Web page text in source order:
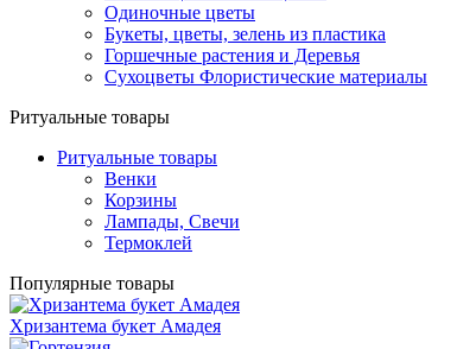
Одиночные цветы
Букеты, цветы, зелень из пластика
Горшечные растения и Деревья
Сухоцветы Флористические материалы
Ритуальные товары
Ритуальные товары
Венки
Корзины
Лампады, Свечи
Термоклей
Популярные товары
Хризантема букет Амадея